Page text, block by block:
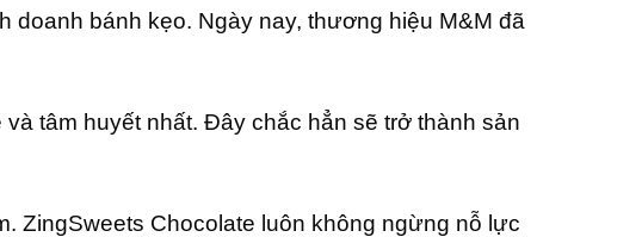
doanh bánh kẹo. Ngày nay, thương hiệu M&M đã
tâm huyết nhất. Đây chắc hẳn sẽ trở thành sản
ZingSweets Chocolate luôn không ngừng nỗ lực